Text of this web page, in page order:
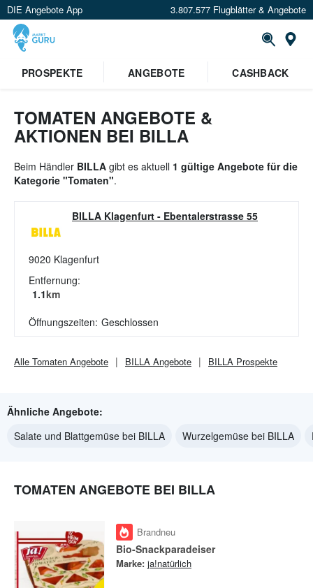
DIE Angebote App 3.807.577 Flugblätter & Angebote
Standort festlegen
PROSPEKTE ANGEBOTE CASHBACK
TOMATEN ANGEBOTE &
AKTIONEN BEI BILLA
Beim Händler BILLA gibt es aktuell 1 gültige Angebote für die
Kategorie "Tomaten".
BILLA Klagenfurt - Ebentalerstrasse 55
9020 Klagenfurt
Entfernung:
1.1km
Öffnungszeiten: Geschlossen
Alle Tomaten Angebote BILLA Angebote BILLA Prospekte
Ähnliche Angebote:
Salate und Blattgemüse bei BILLA
Wurzelgemüse bei BILLA
TOMATEN ANGEBOTE BEI BILLA
Brandneu
Bio-Snackparadeiser
Marke: ja!natürlich